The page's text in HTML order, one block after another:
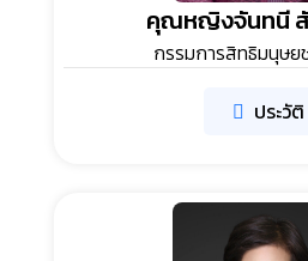
คุณหญิงจันทนี
กรรมการสิทธิมนุษย
ประวัติ